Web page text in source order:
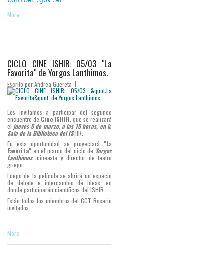
More
CICLO CINE ISHIR: 05/03 "La
Favorita" de Yorgos Lanthimos.
Escrito porAndrea Guereta
Los invitamos a participar del segundo
encuentro de Cine ISHIR , que se realizará
el jueves 5 de marzo, a las 15 horas, en la
Sala de la Biblioteca del ISHIR.
En esta oportunidad se proyectará "La
Favorita" en el marco del ciclo de Yorgos
Lanthimos, cineasta y director de teatro
griego.
Luego de la película se abrirá un espacio
de debate e intercambio de ideas, en
donde participarán científicos del ISHIR.
Están todos los miembros del CCT Rosario
invitados.
More